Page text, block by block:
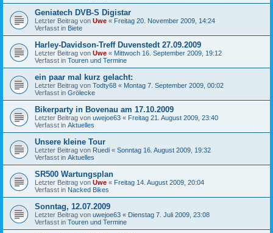
Geniatech DVB-S Digistar
Letzter Beitrag von Uwe « Freitag 20. November 2009, 14:24
Verfasst in Biete
Harley-Davidson-Treff Duvenstedt 27.09.2009
Letzter Beitrag von Uwe « Mittwoch 16. September 2009, 19:12
Verfasst in Touren und Termine
ein paar mal kurz gelacht:
Letzter Beitrag von Todty68 « Montag 7. September 2009, 00:02
Verfasst in Grölecke
Bikerparty in Bovenau am 17.10.2009
Letzter Beitrag von uwejoe63 « Freitag 21. August 2009, 23:40
Verfasst in Aktuelles
Unsere kleine Tour
Letzter Beitrag von Ruedi « Sonntag 16. August 2009, 19:32
Verfasst in Aktuelles
SR500 Wartungsplan
Letzter Beitrag von Uwe « Freitag 14. August 2009, 20:04
Verfasst in Nacked Bikes
Sonntag, 12.07.2009
Letzter Beitrag von uwejoe63 « Dienstag 7. Juli 2009, 23:08
Verfasst in Touren und Termine